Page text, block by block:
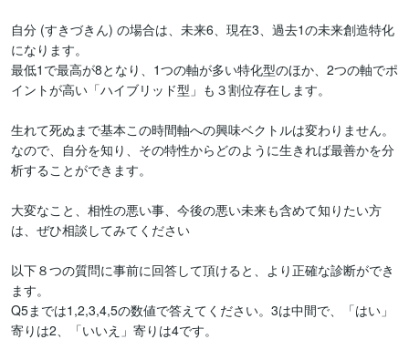
自分 (すきづきん) の場合は、未来6、現在3、過去1の未来創造特化
になります。
最低1で最高が8となり、1つの軸が多い特化型のほか、2つの軸でポ
イントが高い「ハイブリッド型」も３割位存在します。
生れて死ぬまで基本この時間軸への興味ベクトルは変わりません。
なので、自分を知り、その特性からどのように生きれば最善かを分
析することができます。
大変なこと、相性の悪い事、今後の悪い未来も含めて知りたい方
は、ぜひ相談してみてください
以下８つの質問に事前に回答して頂けると、より正確な診断ができ
ます。
Q5までは1,2,3,4,5の数値で答えてください。3は中間で、「はい」
寄りは2、「いいえ」寄りは4です。